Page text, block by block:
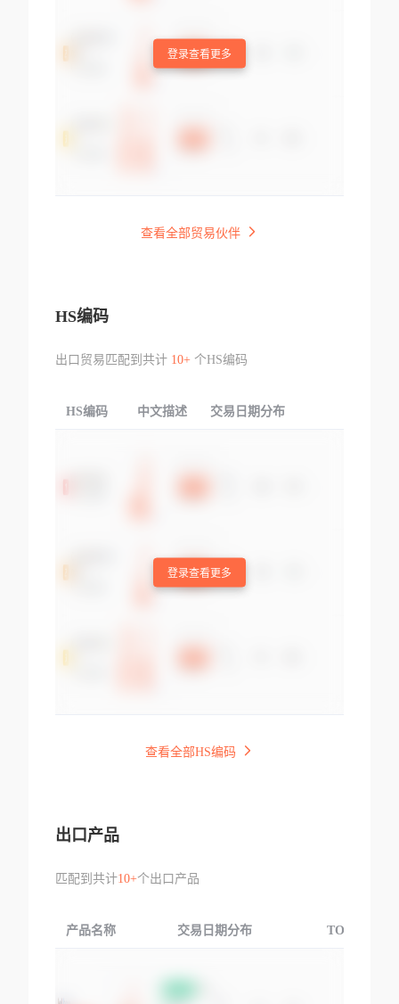
登录查看更多
查看全部贸易伙伴
HS编码
出口贸易匹配到共计 10+个HS编码
HS编码 中文描述 交易日期分布
登录查看更多
查看全部HS编码
出口产品
匹配到共计10+个出口产品
产品名称 交易日期分布 TOP3交易国